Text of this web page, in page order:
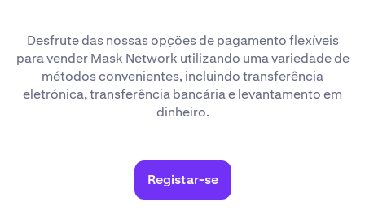
Desfrute das nossas opções de pagamento flexíveis
para vender Mask Network utilizando uma variedade de
métodos convenientes, incluindo transferência
eletrónica, transferência bancária e levantamento em
dinheiro.
Registar-se